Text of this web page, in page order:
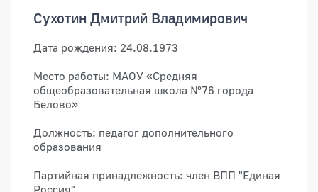
Сухотин Дмитрий Владимирович
Дата рождения: 24.08.1973
Место работы: МАОУ «Средняя
общеобразовательная школа №76 города
Белово»
Должность: педагог дополнительного
образования
Партийная принадлежность: член ВПП "Единая